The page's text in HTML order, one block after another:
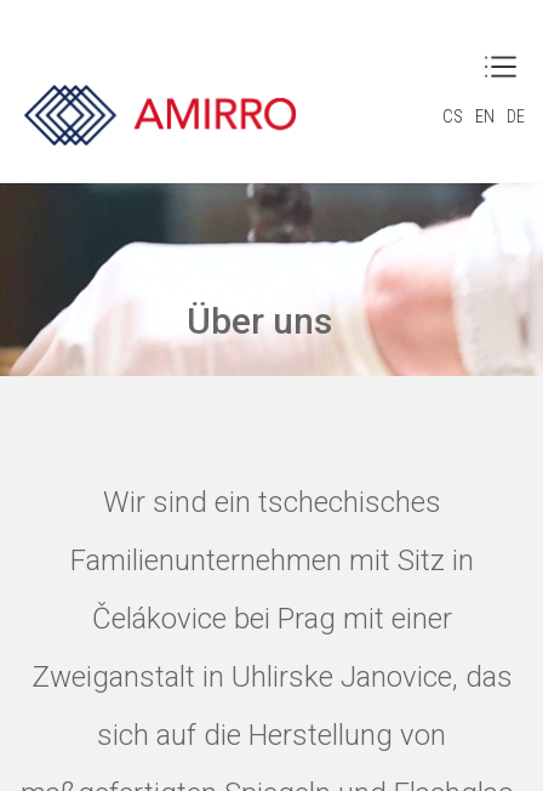
CS EN DE
Über uns
Wir sind ein tschechisches
Familienunternehmen mit Sitz in
Čelákovice bei Prag mit einer
Zweiganstalt in Uhlirske Janovice, das
sich auf die Herstellung von